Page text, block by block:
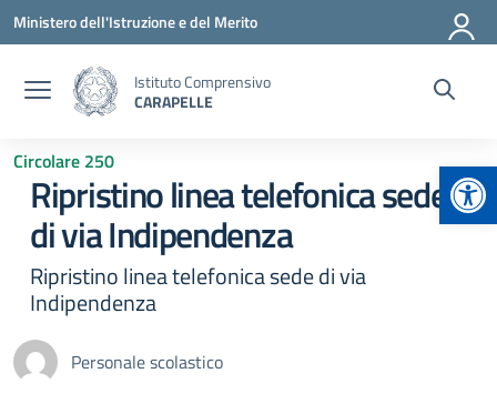
Vai ai contenuti
Vai al menu di navigazione
Vai al footer
Ministero dell'Istruzione e del Merito
Istituto Comprensivo
CARAPELLE
Circolare 250
Ripristino linea telefonica sede
di via Indipendenza
Ripristino linea telefonica sede di via
Indipendenza
Personale scolastico